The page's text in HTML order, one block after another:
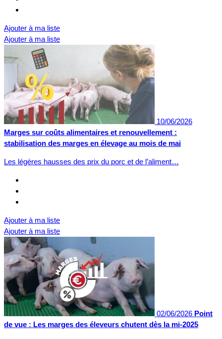
Ajouter à ma liste
Ajouter à ma liste
10/06/2026
Marges sur coûts alimentaires et renouvellement :
stabilisation des marges en élevage au mois de mai
Les légères hausses des prix du porc et de l’aliment…
Ajouter à ma liste
Ajouter à ma liste
02/06/2026 Point
de vue : Les marges des éleveurs chutent dès la mi-2025